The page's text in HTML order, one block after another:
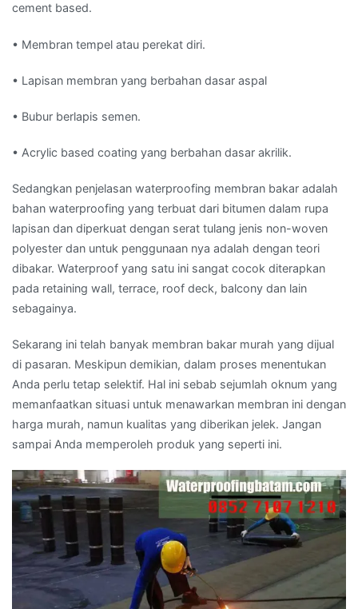
cement based.
• Membran tempel atau perekat diri.
• Lapisan membran yang berbahan dasar aspal
• Bubur berlapis semen.
• Acrylic based coating yang berbahan dasar akrilik.
Sedangkan penjelasan waterproofing membran bakar adalah
bahan waterproofing yang terbuat dari bitumen dalam rupa
lapisan dan diperkuat dengan serat tulang jenis non-woven
polyester dan untuk penggunaan nya adalah dengan teori
dibakar. Waterproof yang satu ini sangat cocok diterapkan
pada retaining wall, terrace, roof deck, balcony dan lain
sebagainya.
Sekarang ini telah banyak membran bakar murah yang dijual
di pasaran. Meskipun demikian, dalam proses menentukan
Anda perlu tetap selektif. Hal ini sebab sejumlah oknum yang
memanfaatkan situasi untuk menawarkan membran ini dengan
harga murah, namun kualitas yang diberikan jelek. Jangan
sampai Anda memperoleh produk yang seperti ini.